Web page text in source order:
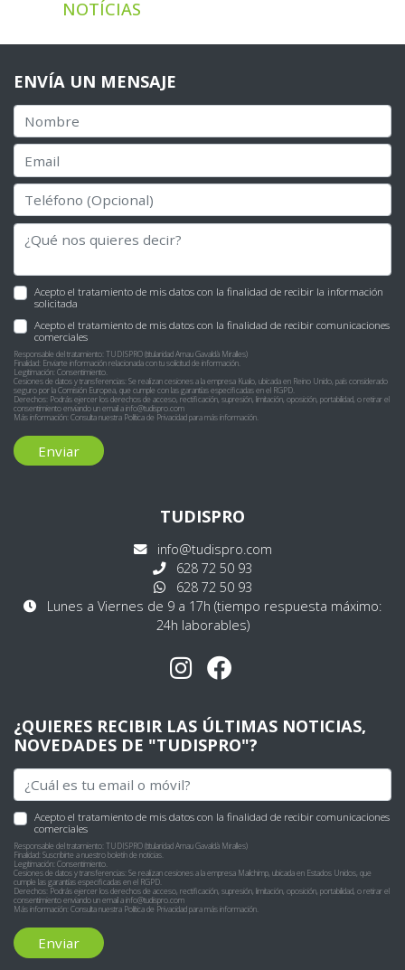
NOTÍCIAS
ENVÍA UN MENSAJE
Acepto el tratamiento de mis datos con la finalidad de recibir la información
solicitada
Acepto el tratamiento de mis datos con la finalidad de recibir comunicaciones
comerciales
Responsable del tratamiento: TUDISPRO (titularidad Arnau Gavaldà Miralles)
Finalidad: Enviarte información relacionada con tu solicitud de información.
Legitimación: Consentimiento.
Cesiones de datos y transferencias: Se realizan cesiones a la empresa Kualo, ubicada en Reino Unido, país considerado
seguro por la Comisión Europea, que cumple con las garantías especificadas en el RGPD.
Derechos: Podrás ejercer los derechos de acceso, rectificación, supresión, limitación, oposición, portabilidad, o retirar el
consentimiento enviando un email ainfo@tudispro.com
Más información: Consulta nuestra Política de Privacidadpara más información.
Enviar
TUDISPRO
info@tudispro.com
628 72 50 93
628 72 50 93
Lunes a Viernes de 9 a 17h (tiempo respuesta máximo:
24h laborables)
¿QUIERES RECIBIR LAS ÚLTIMAS NOTICIAS,
NOVEDADES DE "TUDISPRO"?
Acepto el tratamiento de mis datos con la finalidad de recibir comunicaciones
comerciales
Responsable del tratamiento: TUDISPRO (titularidad Arnau Gavaldà Miralles)
Finalidad: Suscribirte a nuestro boletín de noticias.
Legitimación: Consentimiento.
Cesiones de datos y transferencias: Se realizan cesiones a la empresa Mailchimp, ubicada en Estados Unidos, que
cumple las garantías especificadas en el RGPD.
Derechos: Podrás ejercer los derechos de acceso, rectificación, supresión, limitación, oposición, portabilidad, o retirar el
consentimiento enviando un email ainfo@tudispro.com
Más información: Consulta nuestra Política de Privacidadpara más información.
Enviar